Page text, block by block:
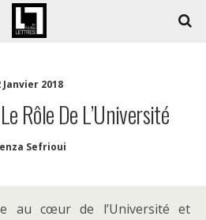
Janvier 2018
Rôle De L’Université
Sefrioui
au cœur de l’Université et